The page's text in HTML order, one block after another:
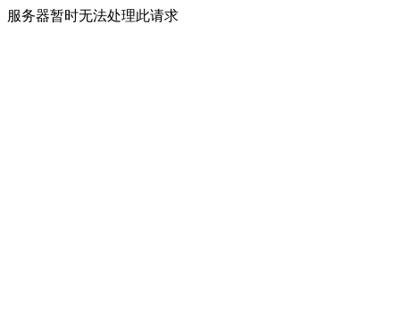
服务器暂时无法处理此请求